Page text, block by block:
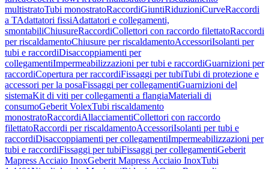
multistratoTubi monostratoRaccordiGiuntiRiduzioniCurveRaccordi
a TAdattatori fissiAdattatori e collegamenti,
smontabiliChiusureRaccordiCollettori con raccordo filettatoRaccordi
per riscaldamentoChiusure per riscaldamentoAccessoriIsolanti per
tubi e raccordiDisaccoppiamenti per
collegamentiImpermeabilizzazioni per tubi e raccordiGuarnizioni per
raccordiCopertura per raccordiFissaggi per tubiTubi di protezione e
accessori per la posaFissaggi per collegamentiGuarnizioni del
sistemaKit di viti per collegamenti a flangiaMateriali di
consumoGeberit VolexTubi riscaldamento
monostratoRaccordiAllacciamentiCollettori con raccordo
filettatoRaccordi per riscaldamentoAccessoriIsolanti per tubi e
raccordiDisaccoppiamenti per collegamentiImpermeabilizzazioni per
tubi e raccordiFissaggi per tubiFissaggi per collegamentiGeberit
Mapress Acciaio InoxGeberit Mapress Acciaio InoxTubi